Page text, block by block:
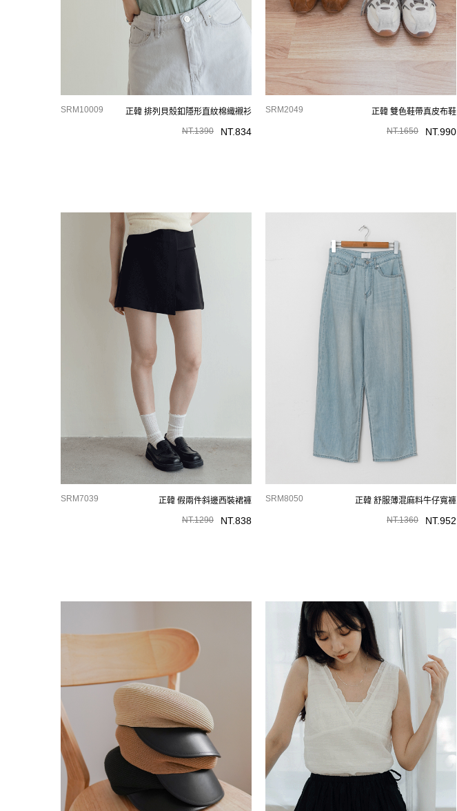
正韓 排列貝殼釦隱形直紋棉織襯衫
SRM10009
NT.834
NT.1390
正韓 雙色鞋帶真皮布鞋
SRM2049
NT.990
NT.1650
正韓 假兩件斜邊西裝裙褲
SRM7039
NT.838
NT.1290
正韓 舒服薄混麻料牛仔寬褲
SRM8050
NT.952
NT.1360